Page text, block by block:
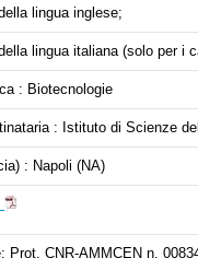
lingua inglese;
lingua italiana (solo per i
: Biotecnologie
: Istituto di Scienze
: Napoli (NA)
Prot. CNR-AMMCEN n.